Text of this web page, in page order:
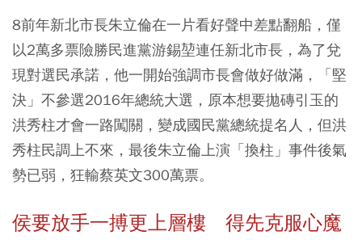
8前年新北市長朱立倫在一片看好聲中差點翻船，僅
以2萬多票險勝民進黨游錫堃連任新北市長，為了兌
現對選民承諾，他一開始強調市長會做好做滿，「堅
決」不參選2016年總統大選，原本想要拋磚引玉的
洪秀柱才會一路闖關，變成國民黨總統提名人，但洪
秀柱民調上不來，最後朱立倫上演「換柱」事件後氣
勢已弱，狂輸蔡英文300萬票。
侯要放手一搏更上層樓 得先克服心魔